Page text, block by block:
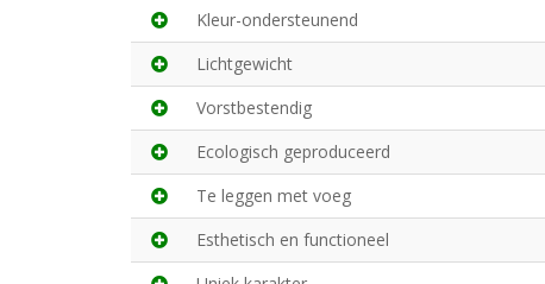
Kleur-ondersteunend
Lichtgewicht
Vorstbestendig
Ecologisch geproduceerd
Te leggen met voeg
Esthetisch en functioneel